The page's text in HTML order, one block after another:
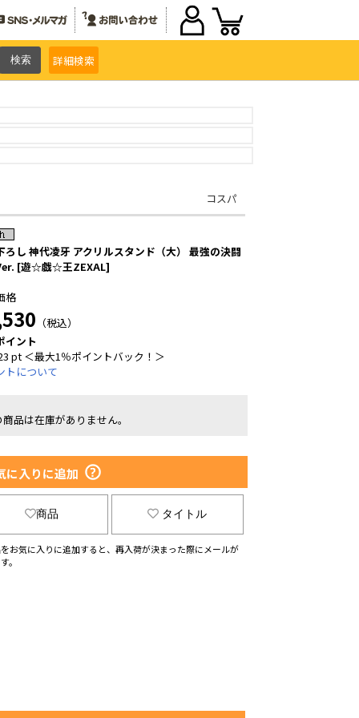
詳細検索
コスパ
ろし 神代凌牙 アクリルスタンド（大） 最強の決闘
[遊☆戯☆王ZEXAL]
格
（税込）
イント
pt ＜最大1％ポイントバック！＞
トについて
品は在庫がありません。
に入りに追加
商品 タイトル
お気に入りに追加すると、再入荷が決まった際にメールが
。